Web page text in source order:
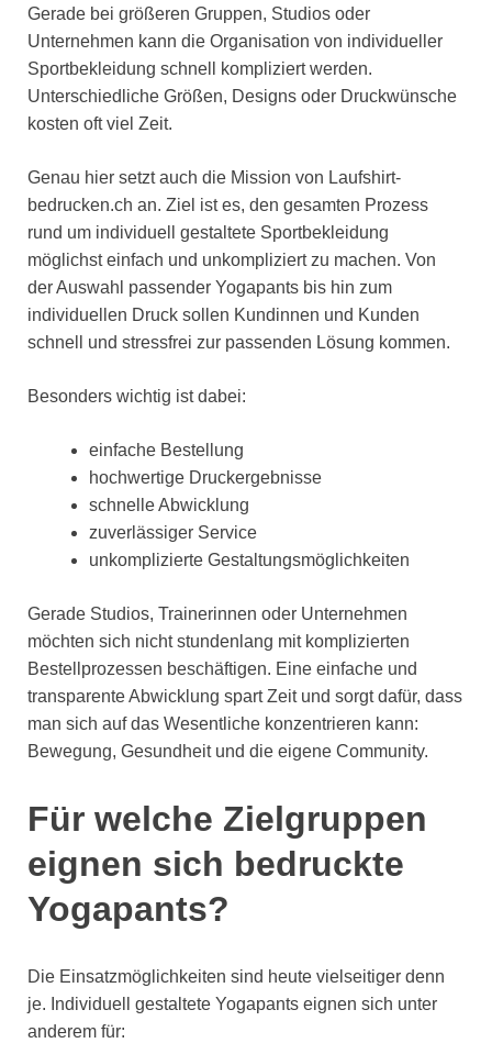
Gerade bei größeren Gruppen, Studios oder
Unternehmen kann die Organisation von individueller
Sportbekleidung schnell kompliziert werden.
Unterschiedliche Größen, Designs oder Druckwünsche
kosten oft viel Zeit.
Genau hier setzt auch die Mission von Laufshirt-
bedrucken.ch an. Ziel ist es, den gesamten Prozess
rund um individuell gestaltete Sportbekleidung
möglichst einfach und unkompliziert zu machen. Von
der Auswahl passender Yogapants bis hin zum
individuellen Druck sollen Kundinnen und Kunden
schnell und stressfrei zur passenden Lösung kommen.
Besonders wichtig ist dabei:
einfache Bestellung
hochwertige Druckergebnisse
schnelle Abwicklung
zuverlässiger Service
unkomplizierte Gestaltungsmöglichkeiten
Gerade Studios, Trainerinnen oder Unternehmen
möchten sich nicht stundenlang mit komplizierten
Bestellprozessen beschäftigen. Eine einfache und
transparente Abwicklung spart Zeit und sorgt dafür, dass
man sich auf das Wesentliche konzentrieren kann:
Bewegung, Gesundheit und die eigene Community.
Für welche Zielgruppen
eignen sich bedruckte
Yogapants?
Die Einsatzmöglichkeiten sind heute vielseitiger denn
je. Individuell gestaltete Yogapants eignen sich unter
anderem für: